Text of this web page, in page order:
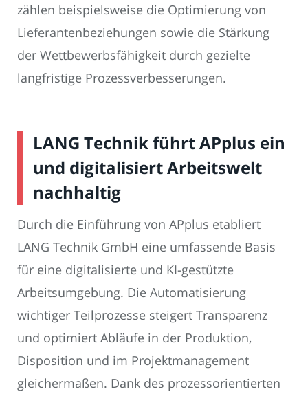
zählen beispielsweise die Optimierung von
Lieferantenbeziehungen sowie die Stärkung
der Wettbewerbsfähigkeit durch gezielte
langfristige Prozessverbesserungen.
LANG Technik führt APplus ein
und digitalisiert Arbeitswelt
nachhaltig
Durch die Einführung von APplus etabliert
LANG Technik GmbH eine umfassende Basis
für eine digitalisierte und KI-gestützte
Arbeitsumgebung. Die Automatisierung
wichtiger Teilprozesse steigert Transparenz
und optimiert Abläufe in der Produktion,
Disposition und im Projektmanagement
gleichermaßen. Dank des prozessorientierten